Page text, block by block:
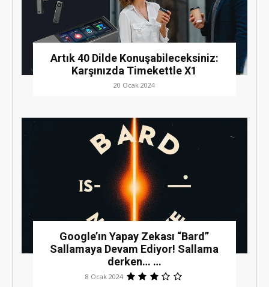
Artık 40 Dilde Konuşabileceksiniz:
Karşınızda Timekettle X1
20 Ocak 2024
Google’ın Yapay Zekası “Bard”
Sallamaya Devam Ediyor! Sallama
derken… …
8 Ocak 2024